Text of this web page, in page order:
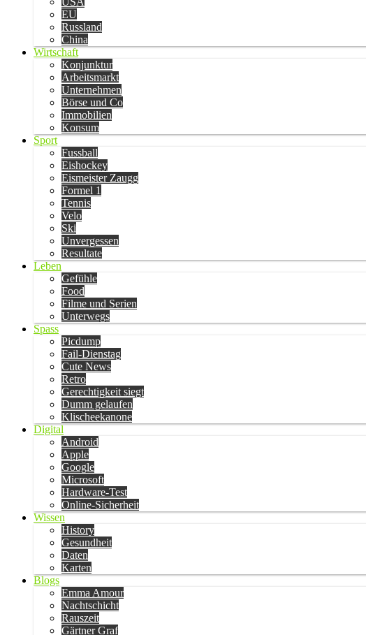
EU
Russland
China
Wirtschaft
Konjunktur
Arbeitsmarkt
Unternehmen
Börse und Co
Immobilien
Konsum
Sport
Fussball
Eishockey
Eismeister Zaugg
Formel 1
Tennis
Velo
Ski
Unvergessen
Resultate
Leben
Gefühle
Food
Filme und Serien
Unterwegs
Spass
Picdump
Fail-Dienstag
Cute News
Retro
Gerechtigkeit siegt
Dumm gelaufen
Klischeekanone
Digital
Android
Apple
Google
Microsoft
Hardware-Test
Online-Sicherheit
Wissen
History
Gesundheit
Daten
Karten
Blogs
Emma Amour
Nachtschicht
Rauszeit
Gärtner Graf